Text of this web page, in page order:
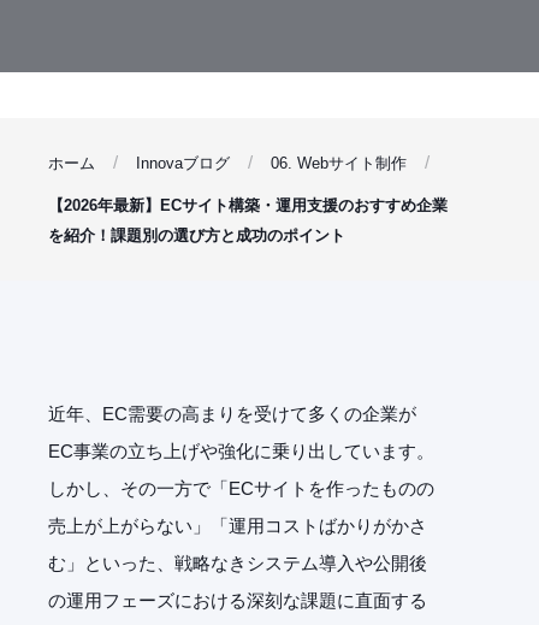
ホーム Innovaブログ 06. Webサイト制作
【2026年最新】ECサイト構築・運用支援のおすすめ企業
を紹介！課題別の選び方と成功のポイント
近年、EC需要の高まりを受けて多くの企業が
EC事業の立ち上げや強化に乗り出しています。
しかし、その一方で「ECサイトを作ったものの
売上が上がらない」「運用コストばかりがかさ
む」といった、戦略なきシステム導入や公開後
の運用フェーズにおける深刻な課題に直面する